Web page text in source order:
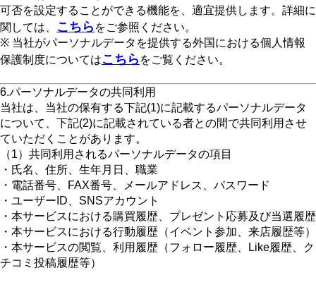
可否を設定することができる機能を、適宜提供します。詳細に
関しては、
こちら をご参照ください。
※ 当社がパーソナルデータを提供する外国における個人情報
保護制度についてはこちら をご覧ください。
6.パーソナルデータの共同利用
当社は、当社の保有する下記(1)に記載するパーソナルデータ
について、下記(2)に記載されている者との間で共同利用させ
ていただくことがあります。
（1）共同利用されるパーソナルデータの項目
・氏名、住所、生年月日、職業
・電話番号、FAX番号、メールアドレス、パスワード
・ユーザーID、SNSアカウント
・本サービスにおける購買履歴、プレゼント応募及び当選履歴
・本サービスにおける行動履歴（イベント参加、来店履歴等）
・本サービスの閲覧、利用履歴（フォロー履歴、Like履歴、ク
チコミ投稿履歴等）